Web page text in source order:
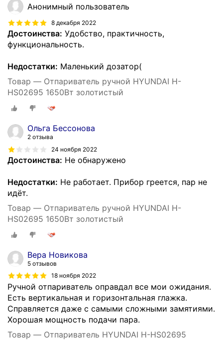
Анонимный пользователь
8 декабря 2022
Достоинства: Удобство, практичность,
функциональность.
Недостатки: Маленький дозатор(
Товар — Отпариватель ручной HYUNDAI H-
HS02695 1650Вт золотистый
Ольга Бессонова
2 отзыва
24 ноября 2022
Достоинства: Не обнаружено
Недостатки: Не работает. Прибор греется, пар не
идёт.
Товар — Отпариватель ручной HYUNDAI H-
HS02695 1650Вт золотистый
Вера Новикова
5 отзывов
18 ноября 2022
Ручной отпариватель оправдал все мои ожидания.
Есть вертикальная и горизонтальная глажка.
Справляется даже с самыми сложными замятиями.
Хорошая мощность подачи пара.
Товар — Отпариватель HYUNDAI H-HS02695